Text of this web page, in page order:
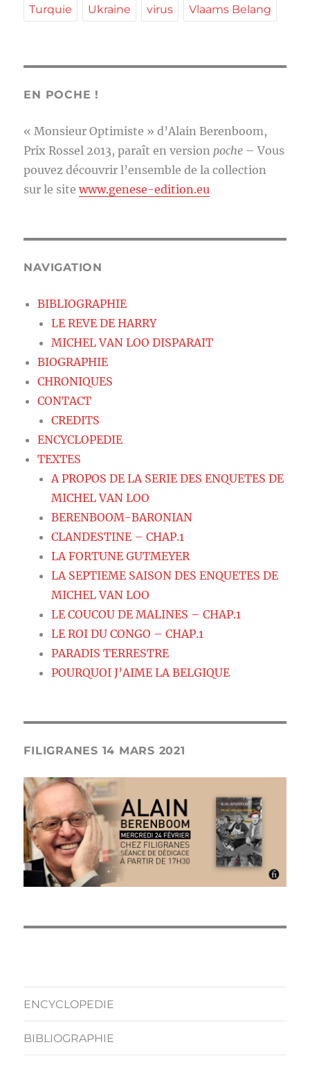
Turquie Ukraine virus Vlaams Belang
EN POCHE !
« Monsieur Optimiste » d’Alain Berenboom,
Prix Rossel 2013, paraît en version poche – Vous
pouvez découvrir l’ensemble de la collection
sur le sitewww.genese-edition.eu
NAVIGATION
BIBLIOGRAPHIE
LE REVE DE HARRY
MICHEL VAN LOO DISPARAIT
BIOGRAPHIE
CHRONIQUES
CONTACT
CREDITS
ENCYCLOPEDIE
TEXTES
A PROPOS DE LA SERIE DES ENQUETES DE
MICHEL VAN LOO
BERENBOOM-BARONIAN
CLANDESTINE – CHAP.1
LA FORTUNE GUTMEYER
LA SEPTIEME SAISON DES ENQUETES DE
MICHEL VAN LOO
LE COUCOU DE MALINES – CHAP.1
LE ROI DU CONGO – CHAP.1
PARADIS TERRESTRE
POURQUOI J’AIME LA BELGIQUE
FILIGRANES 14 MARS 2021
ENCYCLOPEDIE
BIBLIOGRAPHIE